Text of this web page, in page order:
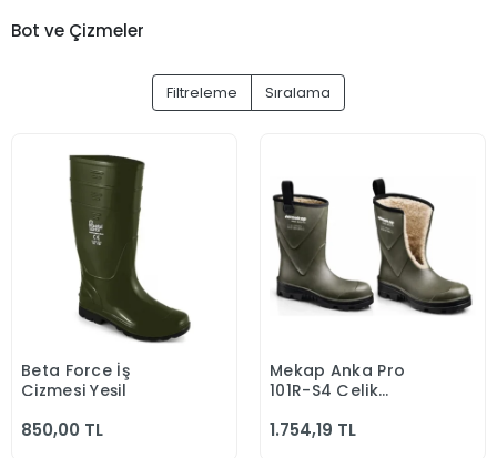
Bot ve Çizmeler
Filtreleme Sıralama
Sepete Ekle
Beta Force İş
Çizmesi Yeşil
850,00 TL
Sepete Ekle
Mekap Anka Pro
101R-S4 Çelik
Güvenlik Çizmesi
1.754,19 TL